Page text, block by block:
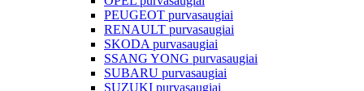
PEUGEOT purvasaugiai
RENAULT purvasaugiai
SKODA purvasaugiai
SSANG YONG purvasaugiai
SUBARU purvasaugiai
SUZUKI purvasaugiai